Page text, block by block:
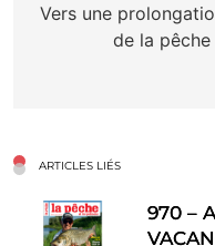
de
l’article
Vers une
de la pêche
ARTICLES LIÉS
970 –